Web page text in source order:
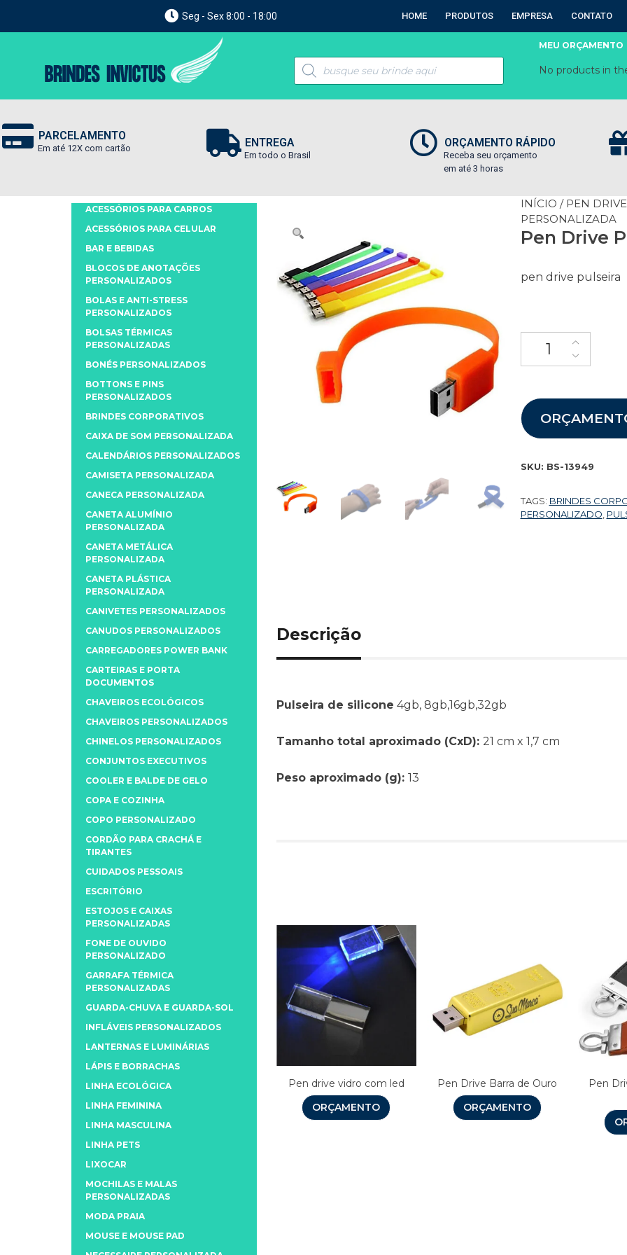
Seg - Sex 8:00 - 18:00 HOME PRODUTOS EMPRESA CONTATO
MEU ORÇAMENTO
No products in
PARCELAMENTO
Em até 12X com cartão ENTREGA
Em todo o Brasil
ORÇAMENTO RÁPIDO
Receba seu orçamento
em até 3 horas
INÍCIO / PEN
PERSONALIZADA
Pen Drive
pen drive pulseira
SKU: BS-13949
TAGS: BRINDES
PERSONALIZADO
Descrição
Pulseira de silicone 4gb, 8gb,16gb,32gb
Tamanho total aproximado (CxD): 21 cm x 1,7 cm
Peso aproximado (g): 13
Pen drive vidro com led
ORÇAMENTO
Pen Drive Barra de Ouro
ORÇAMENTO
Pen
ACESSÓRIOS PARA CARROS
ACESSÓRIOS PARA CELULAR
BAR E BEBIDAS
BLOCOS DE ANOTAÇÕES
PERSONALIZADOS
BOLAS E ANTI-STRESS
PERSONALIZADOS
BOLSAS TÉRMICAS
PERSONALIZADAS
BONÉS PERSONALIZADOS
BOTTONS E PINS
PERSONALIZADOS
BRINDES CORPORATIVOS
CAIXA DE SOM PERSONALIZADA
CALENDÁRIOS PERSONALIZADOS
CAMISETA PERSONALIZADA
CANECA PERSONALIZADA
CANETA ALUMÍNIO
PERSONALIZADA
CANETA METÁLICA
PERSONALIZADA
CANETA PLÁSTICA
PERSONALIZADA
CANIVETES PERSONALIZADOS
CANUDOS PERSONALIZADOS
CARREGADORES POWER BANK
CARTEIRAS E PORTA
DOCUMENTOS
CHAVEIROS ECOLÓGICOS
CHAVEIROS PERSONALIZADOS
CHINELOS PERSONALIZADOS
CONJUNTOS EXECUTIVOS
COOLER E BALDE DE GELO
COPA E COZINHA
COPO PERSONALIZADO
CORDÃO PARA CRACHÁ E
TIRANTES
CUIDADOS PESSOAIS
ESCRITÓRIO
ESTOJOS E CAIXAS
PERSONALIZADAS
FONE DE OUVIDO
PERSONALIZADO
GARRAFA TÉRMICA
PERSONALIZADAS
GUARDA-CHUVA E GUARDA-SOL
INFLÁVEIS PERSONALIZADOS
LANTERNAS E LUMINÁRIAS
LÁPIS E BORRACHAS
LINHA ECOLÓGICA
LINHA FEMININA
LINHA MASCULINA
LINHA PETS
LIXOCAR
MOCHILAS E MALAS
PERSONALIZADAS
MODA PRAIA
MOUSE E MOUSE PAD